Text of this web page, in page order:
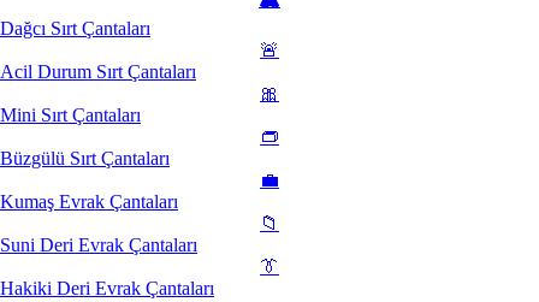
Dağcı Sırt Çantaları
🚨
Acil Durum Sırt Çantaları
🎀
Mini Sırt Çantaları
👝
Büzgülü Sırt Çantaları
💼
Kumaş Evrak Çantaları
📁
Suni Deri Evrak Çantaları
👔
Hakiki Deri Evrak Çantaları